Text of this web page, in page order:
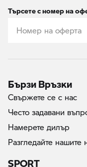
Търсете с номер на
Бързи Връзки
Свържете се с нас
Често задавани
Намерете дилър
Разгледайте нашите
SPORT